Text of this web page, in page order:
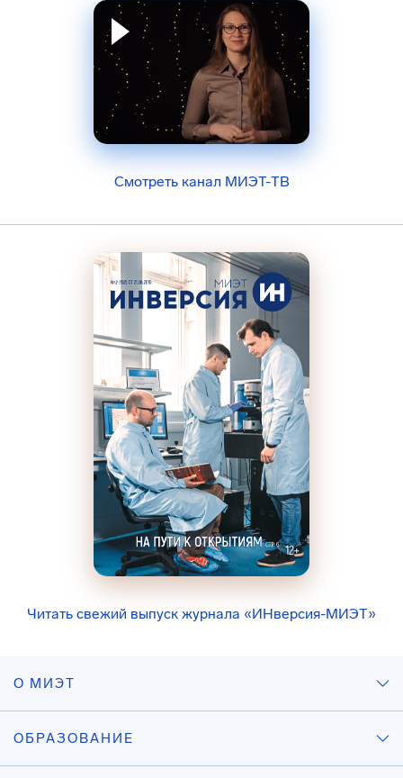
Смотреть канал МИЭТ-ТВ
Читать свежий выпуск журнала «ИНверсия-МИЭТ»
О МИЭТ
ОБРАЗОВАНИЕ